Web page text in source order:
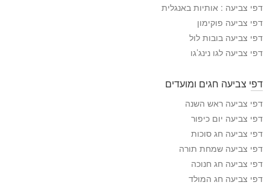
י
ע
ה
דפי צביעה : אותיות באנגלית
דפי צביעה פוקימון
דפי צביעה בובות לול
דפי צביעה לגו נינג’גו
דפי צביעה חגים ומועדים
דפי צביעה ראש השנה
דפי צביעה יום כיפור
דפי צביעה חג סוכות
דפי צביעה שמחת תורה
דפי צביעה חג חנוכה
דפי צביעה חג המולד